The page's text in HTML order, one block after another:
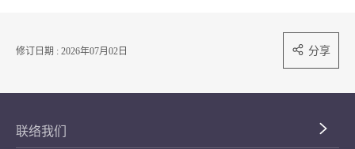
修订日期 : 2026年07月02日 分享
联络我们